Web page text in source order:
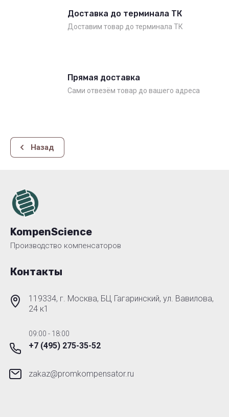
Доставка до терминала ТК
Доставим товар до терминала ТК
Прямая доставка
Сами отвезём товар до вашего адреса
Назад
KompenScience
Производство компенсаторов
Контакты
119334, г. Москва, БЦ Гагаринский, ул. Вавилова,
24 к1
09:00 - 18:00
+7 (495) 275-35-52
zakaz@promkompensator.ru